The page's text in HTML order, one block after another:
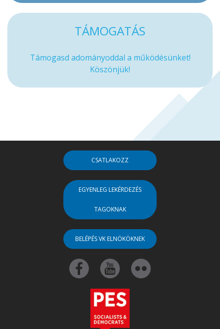
TÁMOGATÁS
Támogasd adományoddal a működésünket!
Köszönjük!
CSATLAKOZZ
EGYENLEG LEKÉRDEZÉS
TAGOKNAK
BELÉPÉS VK ELNÖKÖKNEK